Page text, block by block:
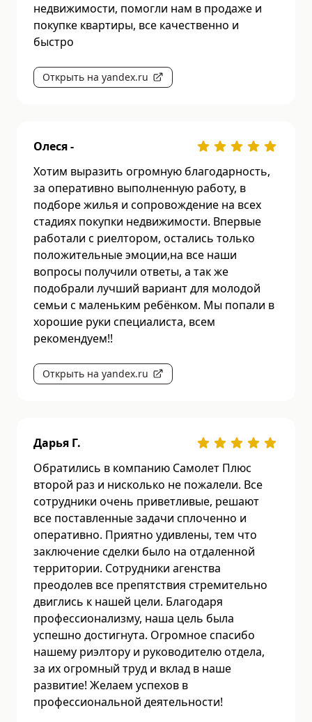
недвижимости, помогли нам в продаже и
покупке квартиры, все качественно и
быстро
Открыть на yandex.ru
Олеся -
Хотим выразить огромную благодарность,
за оперативно выполненную работу, в
подборе жилья и сопровождение на всех
стадиях покупки недвижимости. Впервые
работали с риелтором, остались только
положительные эмоции,на все наши
вопросы получили ответы, а так же
подобрали лучший вариант для молодой
семьи с маленьким ребёнком. Мы попали в
хорошие руки специалиста, всем
рекомендуем!!
Открыть на yandex.ru
Дарья Г.
Обратились в компанию Самолет Плюс
второй раз и нисколько не пожалели. Все
сотрудники очень приветливые, решают
все поставленные задачи сплоченно и
оперативно. Приятно удивлены, тем что
заключение сделки было на отдаленной
территории. Сотрудники агенства
преодолев все препятствия стремительно
двиглись к нашей цели. Благодаря
профессионализму, наша цель была
успешно достигнута. Огромное спасибо
нашему риэлтору и руководителю отдела,
за их огромный труд и вклад в наше
развитие! Желаем успехов в
профессиональной деятельности!